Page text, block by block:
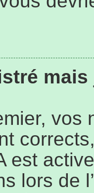
mais
vos
est
lors de